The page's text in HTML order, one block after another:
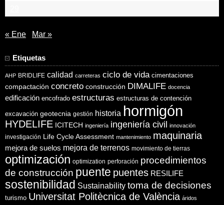
« Ene Mar »
Etiquetas
AHP BRIDLIFE calidad carreteras ciclo de vida cimentaciones
compactación concreto construcción DIMALIFE docencia
edificación encofrado estructuras estructuras de contención
excavación geotecnia gestión historia hormigón
HYDELIFE ICITECH ingeniería ingeniería civil innovación
investigación Life Cycle Assessment mantenimiento maquinaria
mejora de suelos mejora de terrenos movimiento de tierras
optimización optimization perforación procedimientos
de construcción puente puentes RESILIFE
sostenibilidad Sustainability toma de decisiones
turismo Universitat Politècnica de València áridos